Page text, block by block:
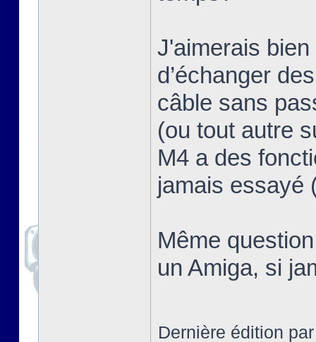
J'aimerais
d’échanger
câble sans
(ou tout autre
M4 a des
jamais essayé
Même
un Amiga, si
Dernière édition